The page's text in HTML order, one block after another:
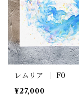
レムリア ｜ F0
¥27,000